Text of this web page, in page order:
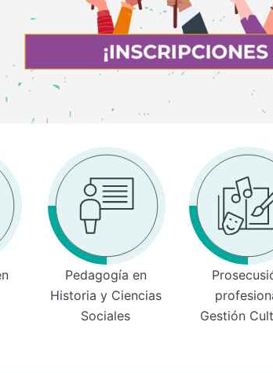
Pedagogía en
Historia y Ciencias
Sociales
Gestión